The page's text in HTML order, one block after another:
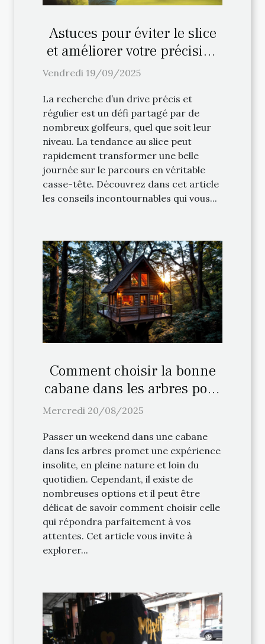
Astuces pour éviter le slice
et améliorer votre précision
au drive
Vendredi 19/09/2025
La recherche d’un drive précis et
régulier est un défi partagé par de
nombreux golfeurs, quel que soit leur
niveau. La tendance au slice peut
rapidement transformer une belle
journée sur le parcours en véritable
casse-tête. Découvrez dans cet article
les conseils incontournables qui vous...
Comment choisir la bonne
cabane dans les arbres pour
votre weekend ?
Mercredi 20/08/2025
Passer un weekend dans une cabane
dans les arbres promet une expérience
insolite, en pleine nature et loin du
quotidien. Cependant, il existe de
nombreuses options et il peut être
délicat de savoir comment choisir celle
qui répondra parfaitement à vos
attentes. Cet article vous invite à
explorer...